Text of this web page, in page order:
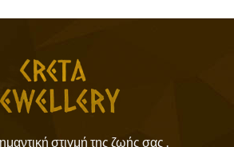
στιγμή της ζωής σας .